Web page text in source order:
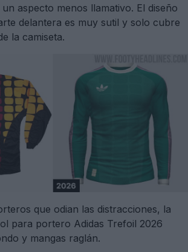
aspecto menos llamativo. El diseño
delantera es muy sutil y solo cubre
la camiseta.
que odian las distracciones, la
para portero Adidas Trefoil 2026
y mangas raglán.